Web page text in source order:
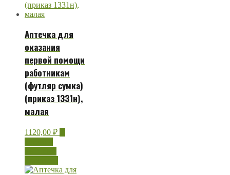
Аптечка для
оказания
первой помощи
работникам
(футляр сумка)
(приказ 1331н),
малая
1120,00 ₽